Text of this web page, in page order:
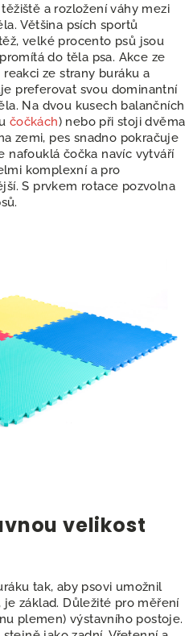
a rozložení váhy mezi
Většina psích sportů
velké procento psů jsou
do těla psa. Akce ze
ze strany buráku a
preferovat svou dominantní
Na dvou kusech balančních
čočkách) nebo při stoji dvěma
zemi, pes snadno pokračuje
nafouklá čočka navíc vytváří
komplexní a pro
S prvkem rotace pozvolna
velikost
tak, aby psovi umožnil
, je základ. Důležité pro měření
plemen) výstavního postoje.